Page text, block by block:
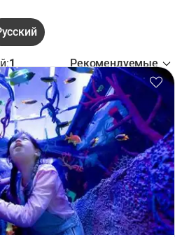
1 Рекомендуемые